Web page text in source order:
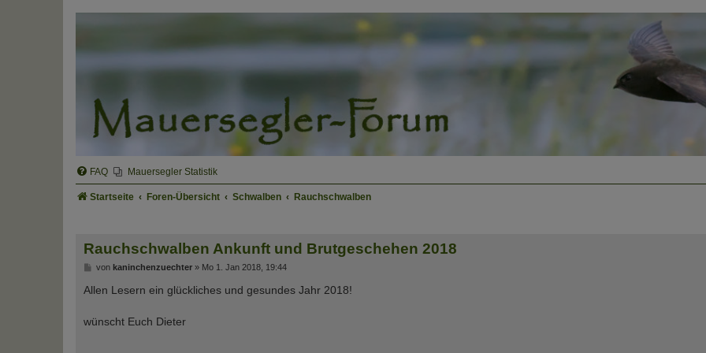
FAQ Mauersegler Statistik
Startseite Foren-Übersicht Schwalben Rauchschwalben
Rauchschwalben Ankunft und Brutgeschehen 2018
B
i
t
a
g
von kaninchenzuechter» Mo 1. Jan 2018, 19:44
Allen Lesern ein glückliches und gesundes Jahr 2018!
wünscht Euch Dieter